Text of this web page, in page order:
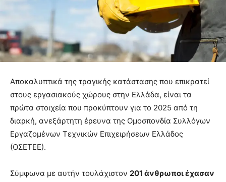
Αποκαλυπτικά της τραγικής κατάστασης που επικρατεί
στους εργασιακούς χώρους στην Ελλάδα, είναι τα
πρώτα στοιχεία που προκύπτουν για το 2025 από τη
διαρκή, ανεξάρτητη έρευνα της Ομοσπονδία Συλλόγων
Εργαζομένων Τεχνικών Επιχειρήσεων Ελλάδος
(ΟΣΕΤΕΕ).
Σύμφωνα με αυτήν τουλάχιστον 201 άνθρωποι έχασαν